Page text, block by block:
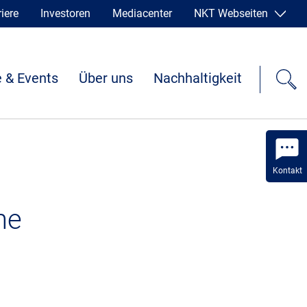
Kontakt
Investoren Mediacenter NKT Webseiten
& Events Über uns Nachhaltigkeit